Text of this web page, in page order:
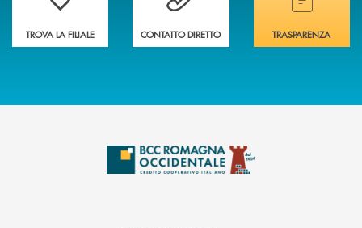
TROVA LA FILIALE CONTATTO DIRETTO TRASPARENZA